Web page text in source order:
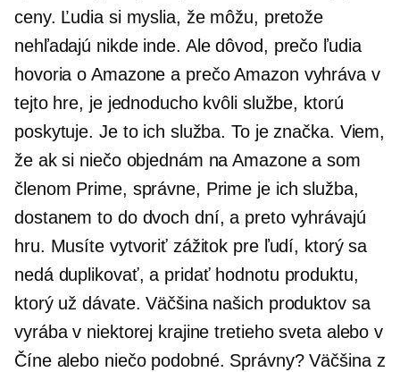
ceny. Ľudia si myslia, že môžu, pretože
nehľadajú nikde inde. Ale dôvod, prečo ľudia
hovoria o Amazone a prečo Amazon vyhráva v
tejto hre, je jednoducho kvôli službe, ktorú
poskytuje. Je to ich služba. To je značka. Viem,
že ak si niečo objednám na Amazone a som
členom Prime, správne, Prime je ich služba,
dostanem to do dvoch dní, a preto vyhrávajú
hru. Musíte vytvoriť zážitok pre ľudí, ktorý sa
nedá duplikovať, a pridať hodnotu produktu,
ktorý už dávate. Väčšina našich produktov sa
vyrába v niektorej krajine tretieho sveta alebo v
Číne alebo niečo podobné. Správny? Väčšina z